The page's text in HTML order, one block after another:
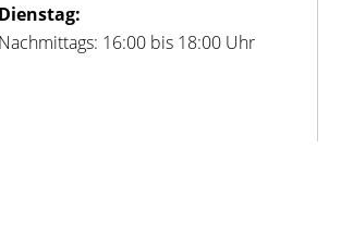
Dienstag:
Nachmittags: 16:00 bis 18:00 Uhr